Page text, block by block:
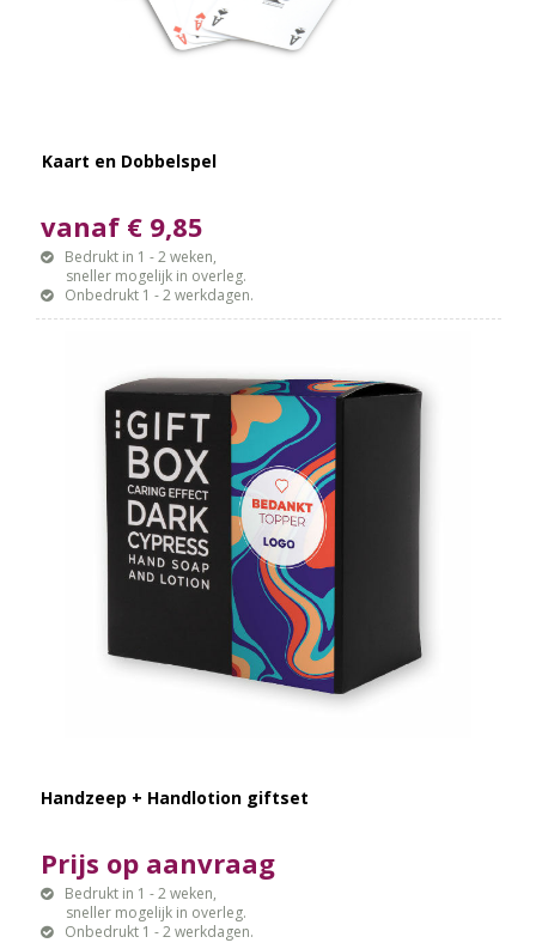
Kaart en Dobbelspel
vanaf € 9,85
Bedrukt in 1 - 2 weken,
sneller mogelijk in overleg.
Onbedrukt 1 - 2 werkdagen.
Handzeep + Handlotion giftset
Prijs op aanvraag
Bedrukt in 1 - 2 weken,
sneller mogelijk in overleg.
Onbedrukt 1 - 2 werkdagen.